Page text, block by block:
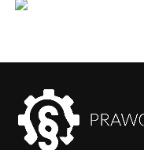
w ocenie
wysokości
do